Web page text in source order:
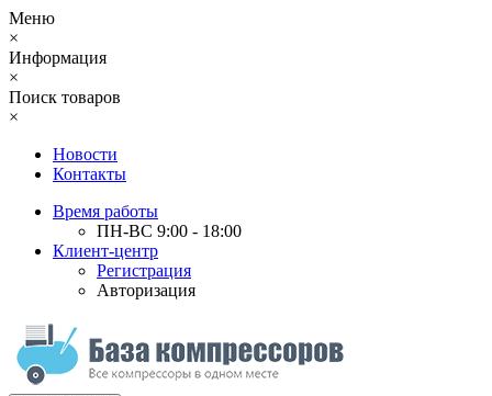
Меню
×
Информация
×
Поиск товаров
×
Новости
Контакты
Время работы
ПН-ВС 9:00 - 18:00
Клиент-центр
Регистрация
Авторизация